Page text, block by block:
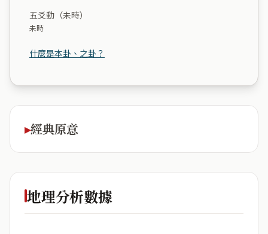
五爻動（未時）
未時
什麼是本卦、之卦？
經典原意
地理分析數據